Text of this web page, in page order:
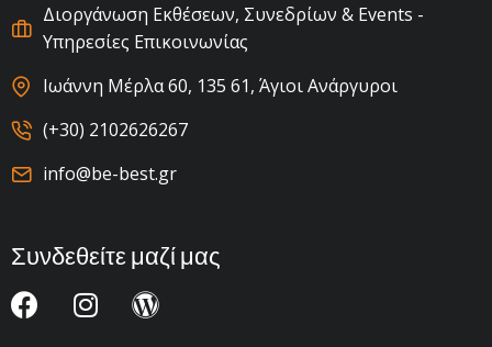
Διοργάνωση Εκθέσεων, Συνεδρίων & Events -
Υπηρεσίες Επικοινωνίας
Ιωάννη Μέρλα 60, 135 61, Άγιοι Ανάργυροι
(+30) 2102626267
info@be-best.gr
Συνδεθείτε μαζί μας